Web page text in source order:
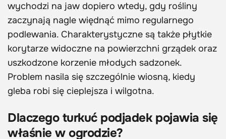
wychodzi na jaw dopiero wtedy, gdy rośliny
zaczynają nagle więdnąć mimo regularnego
podlewania. Charakterystyczne są także płytkie
korytarze widoczne na powierzchni grządek oraz
uszkodzone korzenie młodych sadzonek.
Problem nasila się szczególnie wiosną, kiedy
gleba robi się cieplejsza i wilgotna.
Dlaczego turkuć podjadek pojawia się
właśnie w ogrodzie?